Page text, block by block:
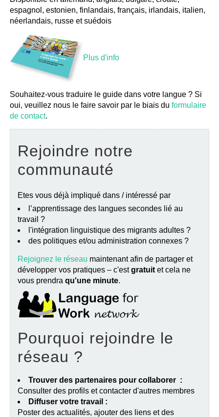
espagnol, estonien, finlandais, français, irlandais, italien,
néerlandais, russe et suédois
Plus d'info
Souhaitez-vous traduire le guide dans votre langue ? Si
oui, veuillez nous le faire savoir par le biais du formulaire
de contact.
Rejoindre notre
communauté
Etes vous déjà impliqué dans / intéressé par
l’apprentissage des langues secondes lié au
travail ?
l'intégration linguistique des migrants adultes ?
des politiques et/ou administration connexes ?
Rejoignez le réseau maintenant afin de partager et
développer vos pratiques – c'estgratuit et cela ne
vous prendra qu'une minute.
Pourquoi rejoindre le
réseau ?
Trouver des partenaires pour collaborer :
Consulter des profils et contacter d'autres membres
Diffuser votre travail :
Poster des actualités, ajouter des liens et des